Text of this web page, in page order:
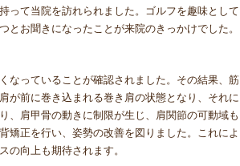
って当院を訪れられました。ゴルフを趣味として
お聞きになったことが来院のきっかけでした。
なっていることが確認されました。その結果、筋
が前に巻き込まれる巻き肩の状態となり、それに
、肩甲骨の動きに制限が生じ、肩関節の可動域も
矯正を行い、姿勢の改善を図りました。これによ
の向上も期待されます。